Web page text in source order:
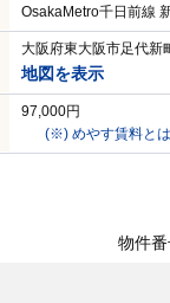
OsakaMetro千日前線
大阪府東大阪市足代新
地図を表示
97,000円
(※) めやす賃料とは
物件